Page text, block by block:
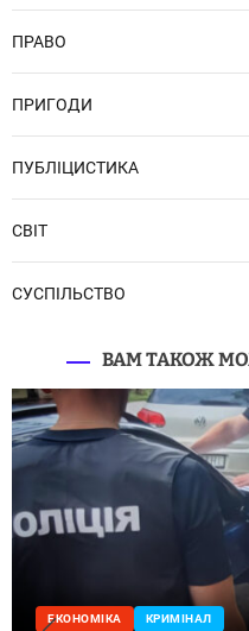
ПРАВО
ПРИГОДИ
ПУБЛІЦИСТИКА
СВІТ
СУСПІЛЬСТВО
ВАМ ТАКОЖ
ЕКОНОМІКА КРИМІНАЛ